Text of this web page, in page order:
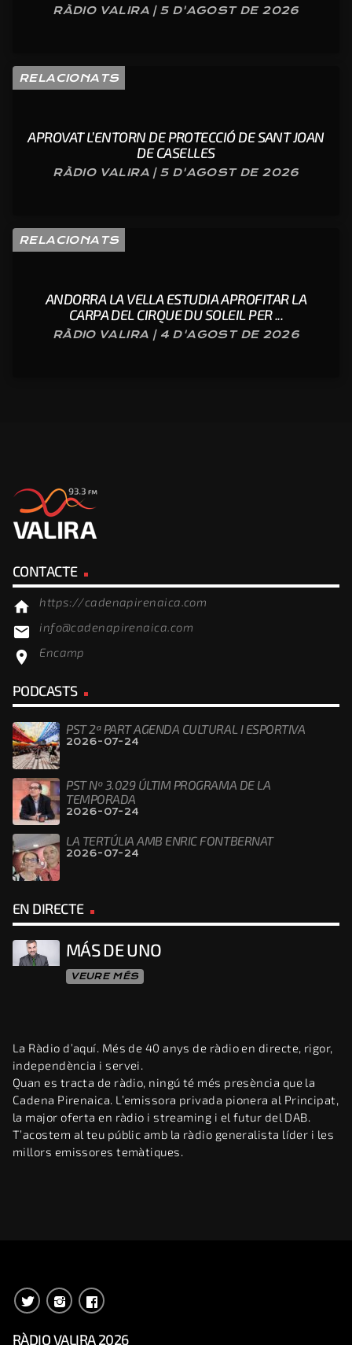
RÀDIO VALIRA | 5 D'AGOST DE 2026
RELACIONATS
APROVAT L’ENTORN DE PROTECCIÓ DE SANT JOAN
DE CASELLES
RÀDIO VALIRA | 5 D'AGOST DE 2026
RELACIONATS
ANDORRA LA VELLA ESTUDIA APROFITAR LA
CARPA DEL CIRQUE DU SOLEIL PER ...
RÀDIO VALIRA | 4 D'AGOST DE 2026
CONTACTE
home https://cadenapirenaica.com
email info@cadenapirenaica.com
location_on Encamp
PODCASTS
PST 2ª PART AGENDA CULTURAL I ESPORTIVA
2026-07-24
PST Nº 3.029 ÚLTIM PROGRAMA DE LA
TEMPORADA
2026-07-24
LA TERTÚLIA AMB ENRIC FONTBERNAT
2026-07-24
EN DIRECTE
MÁS DE UNO
VEURE MÉS
La Ràdio d’aquí. Més de 40 anys de ràdio en directe, rigor,
independència i servei.
Quan es tracta de ràdio, ningú té més presència que la
Cadena Pirenaica. L’emissora privada pionera al Principat,
la major oferta en ràdio i streaming i el futur del DAB.
T’acostem al teu públic amb la ràdio generalista líder i les
millors emissores temàtiques.
RÀDIO VALIRA 2026